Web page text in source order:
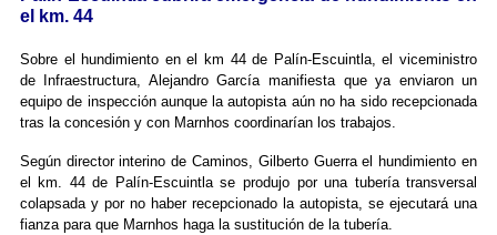
el km. 44
Sobre el hundimiento en el km 44 de Palín-Escuintla, el viceministro
de Infraestructura, Alejandro García manifiesta que ya enviaron un
equipo de inspección aunque la autopista aún no ha sido recepcionada
tras la concesión y con Marnhos coordinarían los trabajos.
Según director interino de Caminos, Gilberto Guerra el hundimiento en
el km. 44 de Palín-Escuintla se produjo por una tubería transversal
colapsada y por no haber recepcionado la autopista, se ejecutará una
fianza para que Marnhos haga la sustitución de la tubería.